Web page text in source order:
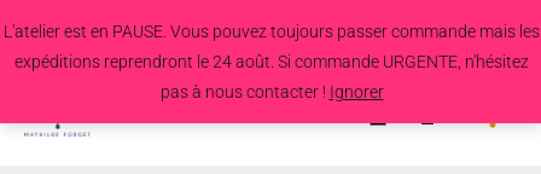
L'atelier est en PAUSE. Vous pouvez toujours passer commande mais les
expéditions reprendront le 24 août. Si commande URGENTE, n'hésitez
pas à nous contacter ! Ignorer
au
contenu